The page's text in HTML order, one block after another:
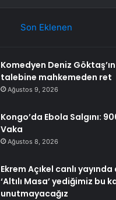
Son Eklenen
Komedyen Deniz
talebine mahkemeden ret
Ağustos 9, 2026
Kongo’da Ebola Salgını:
Vaka
Ağustos 8, 2026
Ekrem Açıkel canlı
‘Altılı Masa’ yediğimiz bu
unutmayacağız